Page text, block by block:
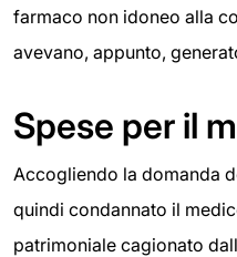
farmaco non idoneo alla
avevano, appunto,
Spese per il
Accogliendo la domanda
quindi condannato il
patrimoniale cagionato